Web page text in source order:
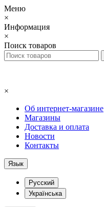
Меню
×
Информация
×
Поиск товаров
×
Об интернет-магазине
Магазины
Доставка и оплата
Новости
Контакты
Язык
Русский
Українська